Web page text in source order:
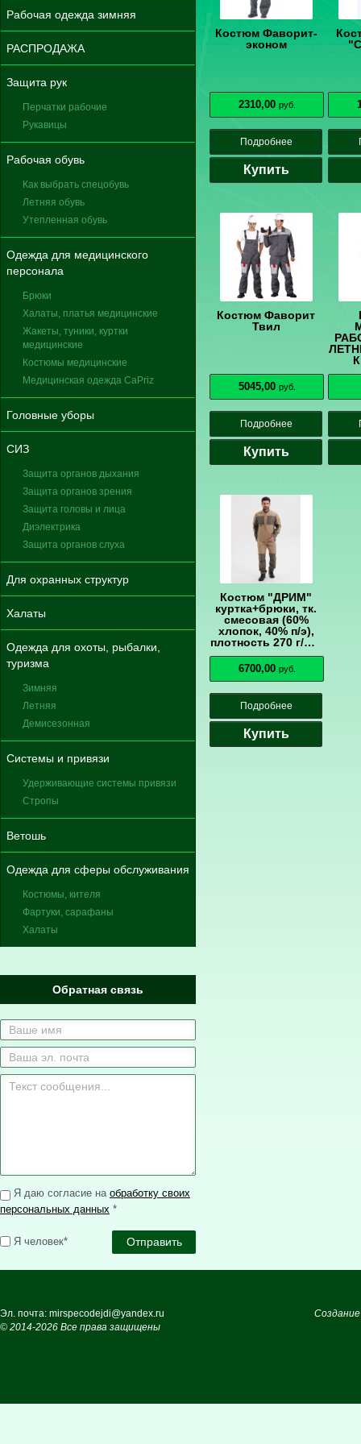
Рабочая одежда зимняя
РАСПРОДАЖА
Защита рук
Перчатки рабочие
Рукавицы
Рабочая обувь
Как выбрать спецобувь
Летняя обувь
Утепленная обувь
Одежда для медицинского
персонала
Брюки
Халаты, платья медицинские
Жакеты, туники, куртки
медицинские
Костюмы медицинские
Медицинская одежда CaPriz
Головные уборы
СИЗ
Защита органов дыхания
Защита органов зрения
Защита головы и лица
Диэлектрика
Защита органов слуха
Для охранных структур
Халаты
Одежда для охоты, рыбалки,
туризма
Зимняя
Летняя
Демисезонная
Системы и привязи
Удерживающие системы привязи
Стропы
Ветошь
Одежда для сферы обслуживания
Костюмы, кителя
Фартуки, сарафаны
Халаты
Обратная связь
Я даю согласие на обработку своих
персональных данных *
Я человек*
Костюм Фаворит-
эконом
2310,00 руб.
Подробнее
Купить
Костюм Фаворит
Твил
5045,00 руб.
Подробнее
Купить
Костюм "ДРИМ"
куртка+брюки, тк.
смесовая (60%
хлопок, 40% п/э),
плотность 270 г/м2,
цв. беж/олива
6700,00 руб.
Подробнее
Купить
Эл. почта: mirspecodejdi@yandex.ru
© 2014-2026 Все права защищены